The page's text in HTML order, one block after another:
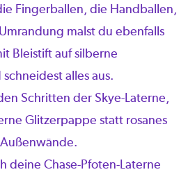
Fingerballen, die Handballen,
malst du ebenfalls
Bleistift auf silberne
alles aus.
Schritten der Skye-Laterne,
Glitzerpappe statt rosanes
deine Chase-Pfoten-Laterne